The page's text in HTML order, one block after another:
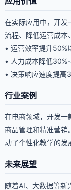
在实际应用中，开发
流程、降低运营成本
• 运营效率提升50%
• 人力成本降低
• 决策响应速度提高
行业案例
在电商领域，开发一
商品管理和精准营销
动了个性化教学的发
未来展望
随着AI、大数据等新